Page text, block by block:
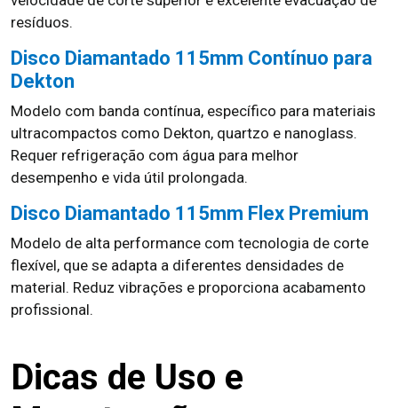
resíduos.
Disco Diamantado 115mm Contínuo para
Dekton
Modelo com banda contínua, específico para materiais
ultracompactos como Dekton, quartzo e nanoglass.
Requer refrigeração com água para melhor
desempenho e vida útil prolongada.
Disco Diamantado 115mm Flex Premium
Modelo de alta performance com tecnologia de corte
flexível, que se adapta a diferentes densidades de
material. Reduz vibrações e proporciona acabamento
profissional.
Dicas de Uso e